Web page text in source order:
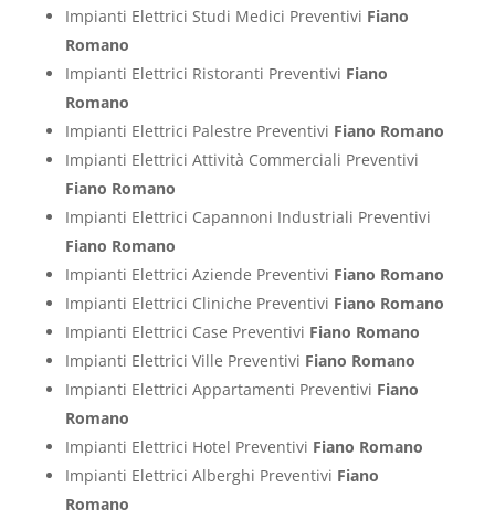
Impianti Elettrici Studi Medici Preventivi Fiano
Romano
Impianti Elettrici Ristoranti Preventivi Fiano
Romano
Impianti Elettrici Palestre Preventivi Fiano Romano
Impianti Elettrici Attività Commerciali Preventivi
Fiano Romano
Impianti Elettrici Capannoni Industriali Preventivi
Fiano Romano
Impianti Elettrici Aziende Preventivi Fiano Romano
Impianti Elettrici Cliniche Preventivi Fiano Romano
Impianti Elettrici Case Preventivi Fiano Romano
Impianti Elettrici Ville Preventivi Fiano Romano
Impianti Elettrici Appartamenti Preventivi Fiano
Romano
Impianti Elettrici Hotel Preventivi Fiano Romano
Impianti Elettrici Alberghi Preventivi Fiano
Romano